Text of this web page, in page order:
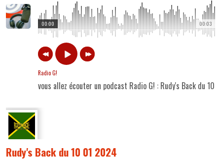
00:03
00:00
Radio G!
vous allez écouter un podcast Radio G! : Rudy's Back du 10
Rudy's Back du 10 01 2024